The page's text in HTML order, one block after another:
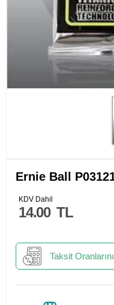
Ernie Ball
14.00 TL
KDV Dahil
Taksit